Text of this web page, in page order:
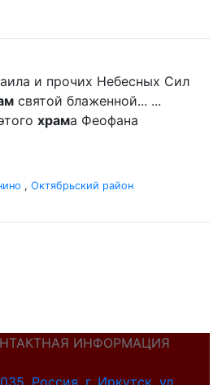
и прочих Небесных Сил
святой блаженной... ...
храма Феофана
, Октябрьский район
ИНФОРМАЦИЯ
Россия, г. Иркутск, ул.